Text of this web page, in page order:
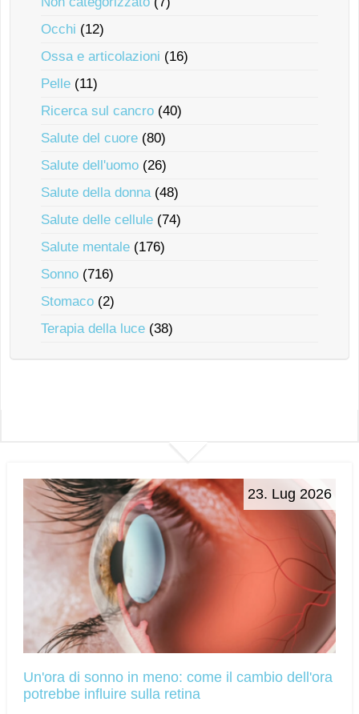
Occhi (12)
Ossa e articolazioni (16)
Pelle (11)
Ricerca sul cancro (40)
Salute del cuore (80)
Salute dell'uomo (26)
Salute della donna(48)
Salute delle cellule (74)
Salute mentale (176)
Sonno (716)
Stomaco (2)
Terapia della luce (38)
23. Lug 2026
Un'ora di sonno in meno: come il cambio dell'ora
potrebbe influire sulla retina